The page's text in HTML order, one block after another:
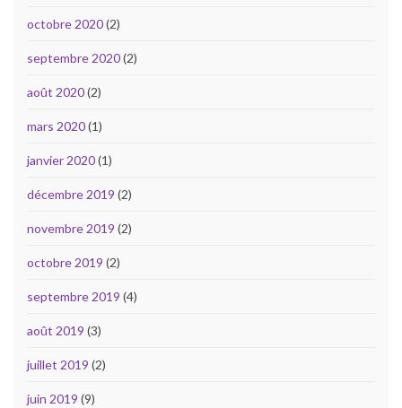
octobre 2020(2)
septembre 2020(2)
août 2020(2)
mars 2020(1)
janvier 2020(1)
décembre 2019 (2)
novembre 2019 (2)
octobre 2019 (2)
septembre 2019 (4)
août 2019 (3)
juillet 2019 (2)
juin 2019 (9)